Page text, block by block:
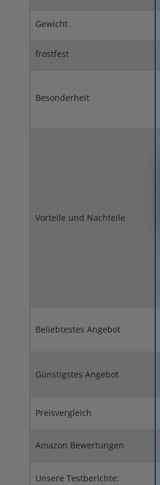
Gewicht
frostfest
Besonderheit
Vorteile und Nachteile
Beliebtestes Angebot
Günstigstes Angebot
Preisvergleich
Amazon Bewertungen
Unsere Testberichte: